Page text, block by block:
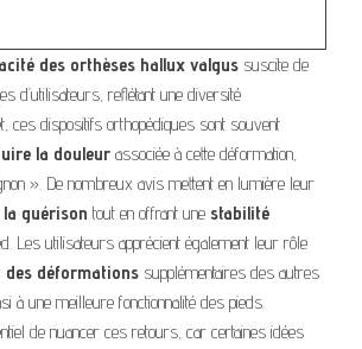
des orthèses hallux valgus suscite de
d’utilisateurs, reflétant une diversité
ces dispositifs orthopédiques sont souvent
la douleur associée à cette déformation,
». De nombreux avis mettent en lumière leur
guérison tout en offrant une stabilité
Les utilisateurs apprécient également leur rôle
des déformations supplémentaires des autres
à une meilleure fonctionnalité des pieds.
de nuancer ces retours, car certaines idées